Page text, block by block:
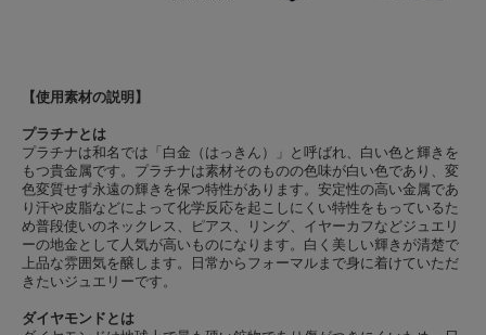
【使用素材の説明】
プラチナとは
プラチナは和名では「白金（はっきん）」と呼ばれ、白い色と輝きを
もつ貴金属です。プラチナは素材そのものの色味が白い色であり、変
色変質せず永遠の輝きを保つ特性があります。安定性の高い金属であ
り汗や皮脂などによって化学反応を起こしにくい特性をもっているた
め普段使いのネックレス、ピアス、リング、イヤーカフなどジュエリ
ーの地金として人気が高いものになります。白く美しい輝きが清楚で
上品な雰囲気を醸します。日常からフォーマルまで身に着けていただ
きたいジュエリーです。
ダイヤモンドとは